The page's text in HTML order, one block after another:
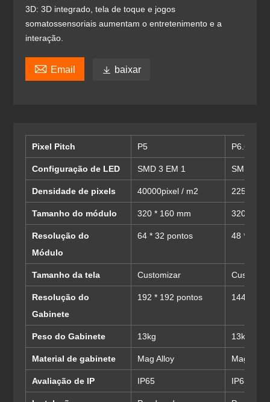
3D: 3D integrado, tela de toque e jogos
somatossensoriais aumentam o entretenimento e a
interação.
 Email  baixar
Pixel Pitch P5 P6.67
Configuração de LED SMD 3 EM 1 SMD 3
Densidade de pixels 40000pixel / m2
Tamanho do módulo 320 * 160 mm 320 *
Resolução do
Módulo
64 * 32 pontos 48 * 24
Tamanho da tela Customizar
Resolução do
Gabinete
192 * 192 pontos 144 *
Peso do Gabinete 13kg 13kg
Material de gabinete Mag Alloy Mag Alloy
Avaliação de IP IP65 IP65